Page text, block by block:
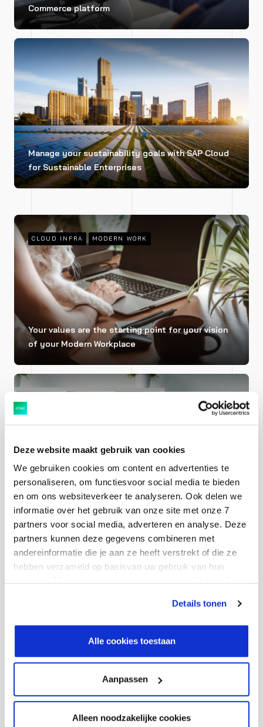
Deze website maakt gebruik van cookies
We gebruiken cookies om content en advertenties te
personaliseren, om functiesvoor social media te bieden
en om ons websiteverkeer te analyseren. Ook delen we
informatie over het gebruik van onze site met onze 7
partners voor social media, adverteren en analyse. Deze
partners kunnen deze gegevens combineren met
andereinformatie die je aan ze heeft verstrekt of die ze
hebben verzameld op basisvan uw gebruik van hun
aanpassen via de CO-knop linksonder. Lees meer over
hoe wij jouw gegevensverwerken in onze privacy- en
Details tonen
Alle cookies toestaan
Aanpassen
Alleen noodzakelijke cookies
Commerce platform
Manage your sustainability goals with SAP Cloud
for Sustainable Enterprises
CLOUD INFRA
How to achieve your sustainability goals (with
Data architecture principles
CLOUD INFRA MODERN WORK
Your values are the starting point for your vision
of your Modern Workplace
IT support teams and the right knowledge mean
no worries and successful working
INTEGRATION MODERN WORK
IT support + the right knowledge = carefree &
successful work
CLOUD INFRA
Ctac wins AWS Rising Star of the Year Award at
Towards a value-oriented supply chain with